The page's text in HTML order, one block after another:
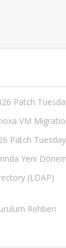
Patch
VM
Patch Tuesday
Yeni
(LDAP)
Rehberi